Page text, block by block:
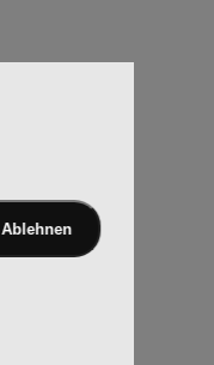
Ablehnen